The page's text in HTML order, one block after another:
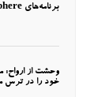
برنامه‌های Sphere را در این مرحله رد نکند
وحشت از ارواح:
خود را در ترس